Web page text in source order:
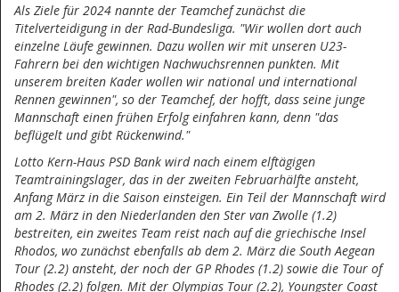
Als Ziele für 2024 nannte der Teamchef zunächst die
Titelverteidigung in der Rad-Bundesliga. "Wir wollen dort auch
einzelne Läufe gewinnen. Dazu wollen wir mit unseren U23-
Fahrern bei den wichtigen Nachwuchsrennen punkten. Mit
unserem breiten Kader wollen wir national und international
Rennen gewinnen", so der Teamchef, der hofft, dass seine junge
Mannschaft einen frühen Erfolg einfahren kann, denn "das
beflügelt und gibt Rückenwind."
Lotto Kern-Haus PSD Bank wird nach einem elftägigen
Teamtrainingslager, das in der zweiten Februarhälfte ansteht,
Anfang März in die Saison einsteigen. Ein Teil der Mannschaft wird
am 2. März in den Niederlanden den Ster van Zwolle (1.2)
bestreiten, ein zweites Team reist nach auf die griechische Insel
Rhodos, wo zunächst ebenfalls ab dem 2. März die South Aegean
Tour (2.2) ansteht, der noch der GP Rhodes (1.2) sowie die Tour of
Rhodes (2.2) folgen. Mit der Olympias Tour (2.2), Youngster Coast